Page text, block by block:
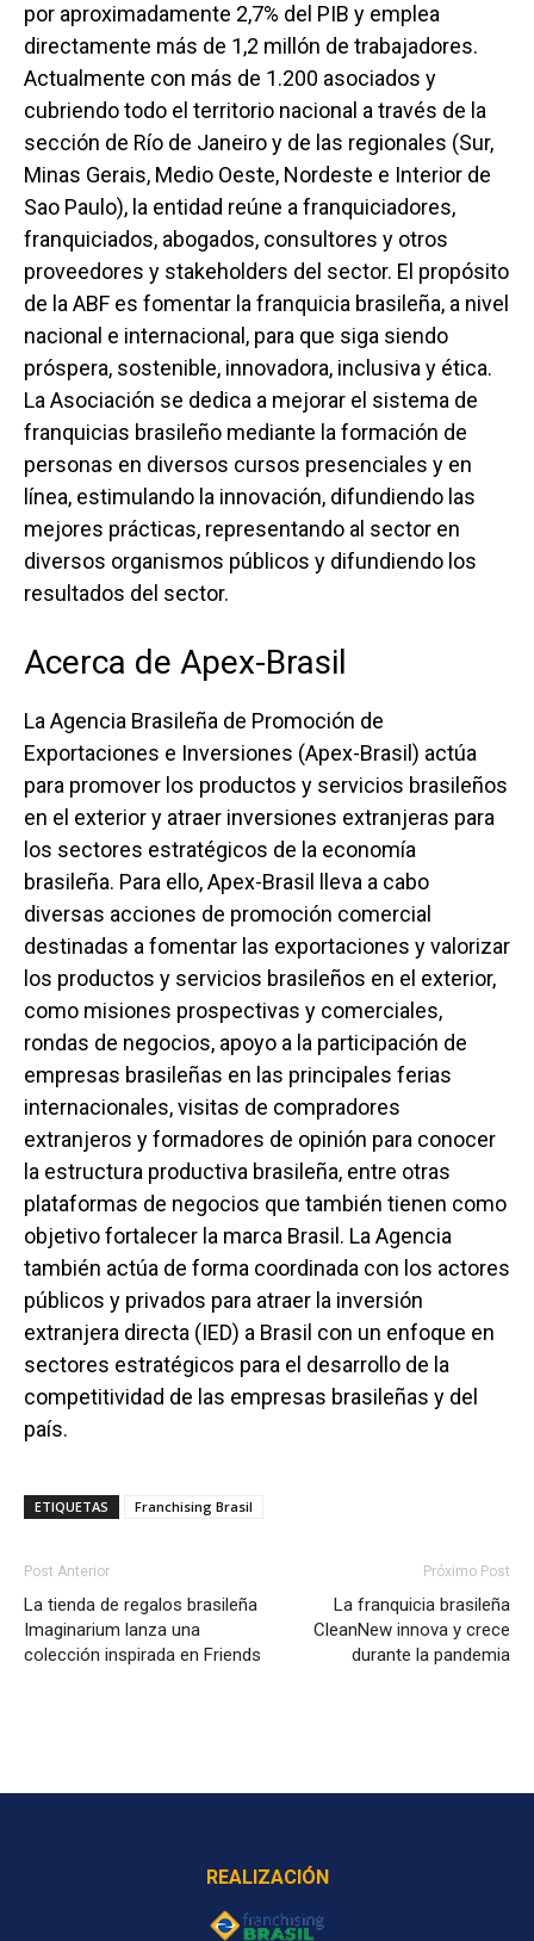
por aproximadamente 2,7% del PIB y emplea
directamente más de 1,2 millón de trabajadores.
Actualmente con más de 1.200 asociados y
cubriendo todo el territorio nacional a través de la
sección de Río de Janeiro y de las regionales (Sur,
Minas Gerais, Medio Oeste, Nordeste e Interior de
Sao Paulo), la entidad reúne a franquiciadores,
franquiciados, abogados, consultores y otros
proveedores y stakeholders del sector. El propósito
de la ABF es fomentar la franquicia brasileña, a nivel
nacional e internacional, para que siga siendo
próspera, sostenible, innovadora, inclusiva y ética.
La Asociación se dedica a mejorar el sistema de
franquicias brasileño mediante la formación de
personas en diversos cursos presenciales y en
línea, estimulando la innovación, difundiendo las
mejores prácticas, representando al sector en
diversos organismos públicos y difundiendo los
resultados del sector.
Acerca de Apex-Brasil
La Agencia Brasileña de Promoción de
Exportaciones e Inversiones (Apex-Brasil) actúa
para promover los productos y servicios brasileños
en el exterior y atraer inversiones extranjeras para
los sectores estratégicos de la economía
brasileña. Para ello, Apex-Brasil lleva a cabo
diversas acciones de promoción comercial
destinadas a fomentar las exportaciones y valorizar
los productos y servicios brasileños en el exterior,
como misiones prospectivas y comerciales,
rondas de negocios, apoyo a la participación de
empresas brasileñas en las principales ferias
internacionales, visitas de compradores
extranjeros y formadores de opinión para conocer
la estructura productiva brasileña, entre otras
plataformas de negocios que también tienen como
objetivo fortalecer la marca Brasil. La Agencia
también actúa de forma coordinada con los actores
públicos y privados para atraer la inversión
extranjera directa (IED) a Brasil con un enfoque en
sectores estratégicos para el desarrollo de la
competitividad de las empresas brasileñas y del
país.
ETIQUETAS Franchising Brasil
Post Anterior
La tienda de regalos brasileña
Imaginarium lanza una
colección inspirada en Friends
Próximo Post
La franquicia brasileña
CleanNew innova y crece
durante la pandemia
REALIZACIÓN